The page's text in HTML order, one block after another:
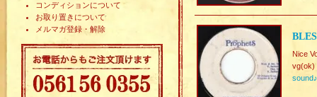
コンディションについて
お取り置きについて
メルマガ登録・解除
Nice
vg(ok)
sound♪